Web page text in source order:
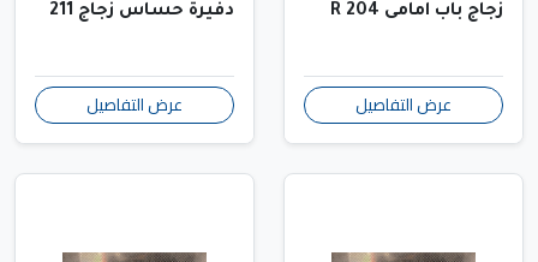
زجاج باب امامى 204 R
عرض التفاصيل
دفيرة حساس زجاج 211
عرض التفاصيل